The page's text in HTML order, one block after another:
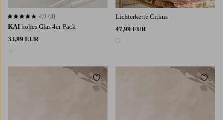
KAI hohes Glas 4er-Pack
33,99 EUR
4,0 basierend auf 4 Bewertungen
4,0 (4)
Lichterkette Cirkus
47,99 EUR
1 Farbe
Zu Favoriten hinzufügen Zu